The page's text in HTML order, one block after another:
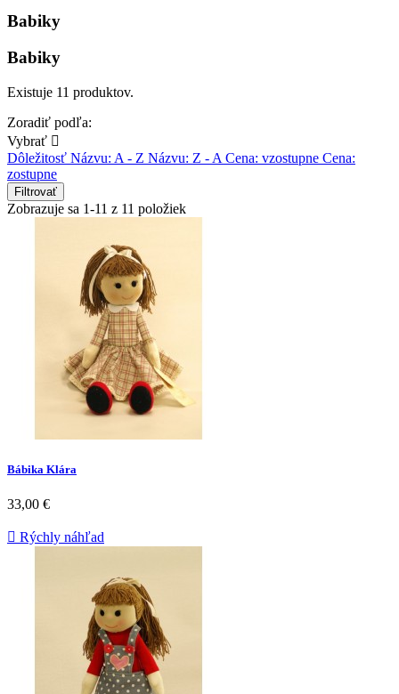
Babiky
Babiky
Existuje 11 produktov.
Zoradiť podľa:
Vybrať 
Dôležitosť Názvu: A - Z Názvu: Z - A Cena: vzostupne Cena:
zostupne
Filtrovať
Zobrazuje sa 1-11 z 11 položiek
Bábika Klára
33,00 €
 Rýchly náhľad